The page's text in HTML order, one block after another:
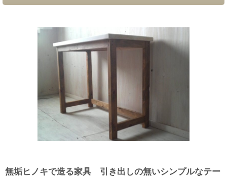
無垢ヒノキで造る家具 引き出しの無いシンプルなテー